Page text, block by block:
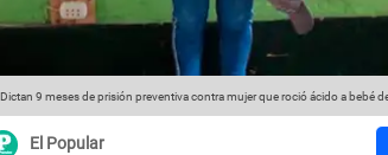
Dictan 9 meses de prisión preventiva contra mujer que roció ácido a bebé
El Popular